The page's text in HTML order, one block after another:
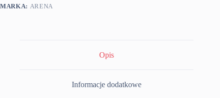
MARKA: ARENA
Opis
Informacje dodatkowe